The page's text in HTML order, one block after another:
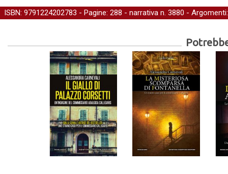
ISBN: 9791224202783 - Pagine: 288 - narrativa n. 3880 -